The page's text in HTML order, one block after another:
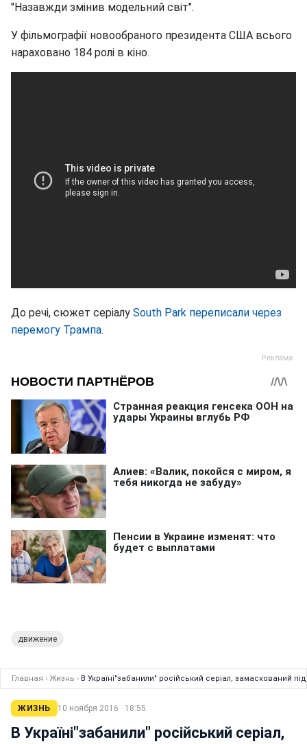
"Назавжди змінив модельний світ".
У фільмографії новообраного президента США всього
нараховано 184 ролі в кіно.
До речі, сюжет серіалу South Park переписали через
перемогу Трампа.
движение
Главная › Жизнь › В Україні"забанили" російський серіал, замаскований
ЖИЗНЬ 10 ноября 2016 · 18:55
В Україні"забанили" російський серіал,